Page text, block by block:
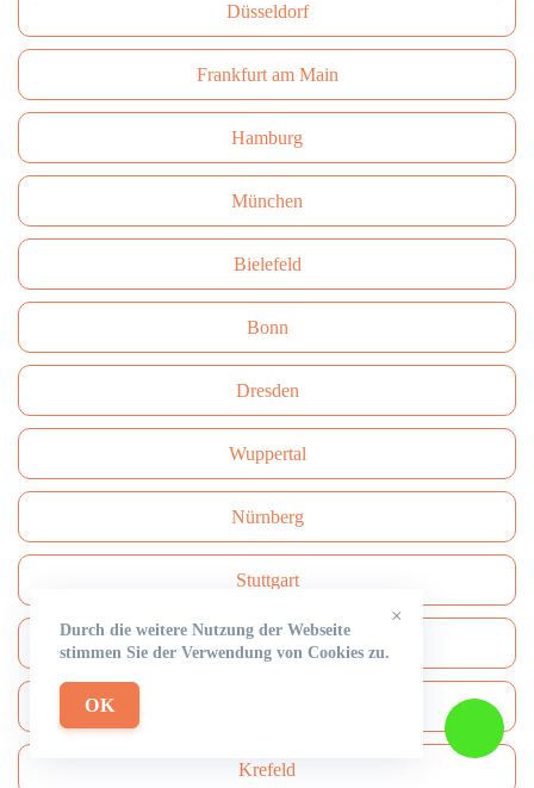
Düsseldorf
Frankfurt am Main
Hamburg
München
Bielefeld
Bonn
Dresden
Wuppertal
Nürnberg
Stuttgart
Bochum
Krefeld
×
Durch die weitere Nutzung der Webseite
stimmen Sie der Verwendung von Cookies zu.
OK